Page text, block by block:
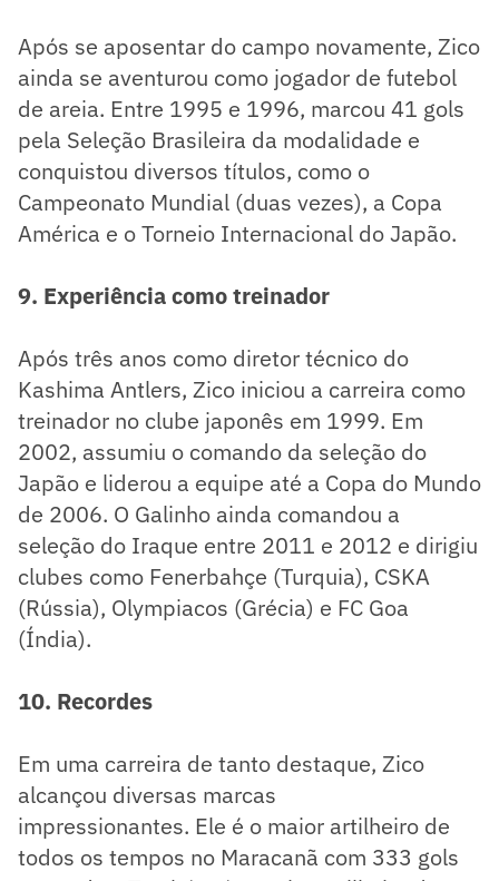
Após se aposentar do campo novamente, Zico
ainda se aventurou como jogador de futebol
de areia. Entre 1995 e 1996, marcou 41 gols
pela Seleção Brasileira da modalidade e
conquistou diversos títulos, como o
Campeonato Mundial (duas vezes), a Copa
América e o Torneio Internacional do Japão.
9. Experiência como treinador
Após três anos como diretor técnico do
Kashima Antlers, Zico iniciou a carreira como
treinador no clube japonês em 1999. Em
2002, assumiu o comando da seleção do
Japão e liderou a equipe até a Copa do Mundo
de 2006. O Galinho ainda comandou a
seleção do Iraque entre 2011 e 2012 e dirigiu
clubes como Fenerbahçe (Turquia), CSKA
(Rússia), Olympiacos (Grécia) e FC Goa
(Índia).
10. Recordes
Em uma carreira de tanto destaque, Zico
alcançou diversas marcas
impressionantes. Ele é o maior artilheiro de
todos os tempos no Maracanã com 333 gols